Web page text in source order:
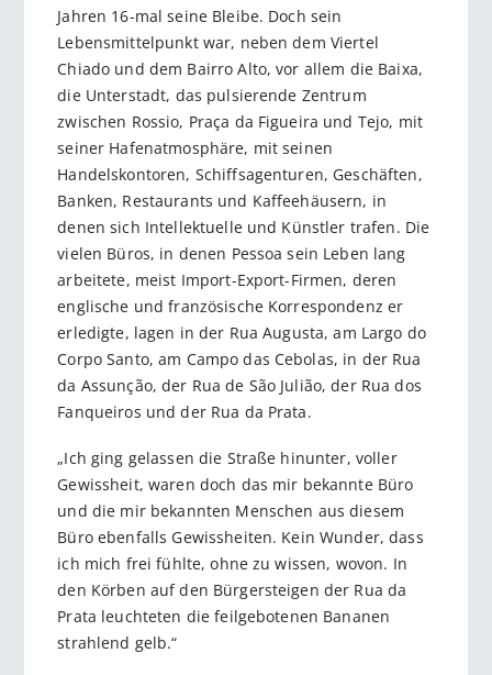
Jahren 16-mal seine Bleibe. Doch sein
Lebensmittelpunkt war, neben dem Viertel
Chiado und dem Bairro Alto, vor allem die Baixa,
die Unterstadt, das pulsierende Zentrum
zwischen Rossio, Praça da Figueira und Tejo, mit
seiner Hafenatmosphäre, mit seinen
Handelskontoren, Schiffsagenturen, Geschäften,
Banken, Restaurants und Kaffeehäusern, in
denen sich Intellektuelle und Künstler trafen. Die
vielen Büros, in denen Pessoa sein Leben lang
arbeitete, meist Import-Export-Firmen, deren
englische und französische Korrespondenz er
erledigte, lagen in der Rua Augusta, am Largo do
Corpo Santo, am Campo das Cebolas, in der Rua
da Assunção, der Rua de São Julião, der Rua dos
Fanqueiros und der Rua da Prata.
„Ich ging gelassen die Straße hinunter, voller
Gewissheit, waren doch das mir bekannte Büro
und die mir bekannten Menschen aus diesem
Büro ebenfalls Gewissheiten. Kein Wunder, dass
ich mich frei fühlte, ohne zu wissen, wovon. In
den Körben auf den Bürgersteigen der Rua da
Prata leuchteten die feilgebotenen Bananen
strahlend gelb.“